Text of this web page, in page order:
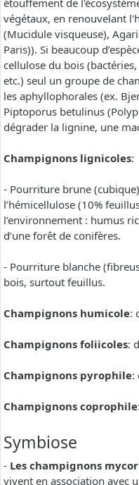
étouffement de
végétaux, en renouvelant
(Mucidule visqueuse),
Paris)). Si beaucoup
cellulose du bois
etc.) seul un groupe de
les aphyllophorales (ex.
Piptoporus betulinus
dégrader la lignine, une
Champignons lignicoles:
- Pourriture brune
l’hémicellulose (10%
l’environnement : humus
d’une forêt de conifères.
- Pourriture blanche
bois, surtout feuillus.
Champignons humicole:
Champignons foliicoles:
Champignons pyrophile:
Champignons coprophile
Symbiose
- Les champignons
vivent en association avec